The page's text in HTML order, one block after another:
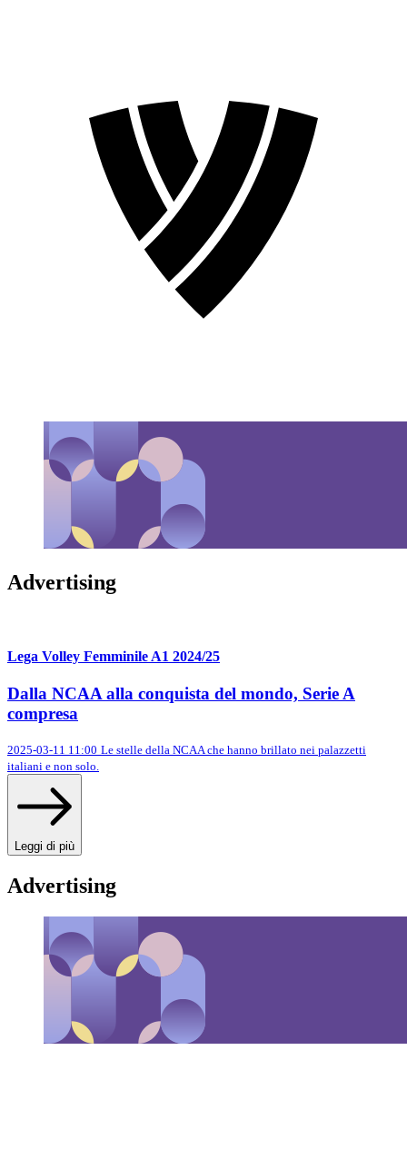
Advertising
Lega Volley Femminile A1 2024/25
Dalla NCAA alla conquista del mondo, Serie A
compresa
2025-03-11 11:00 Le stelle della NCAA che hanno brillato nei palazzetti
italiani e non solo.
Leggi di più
Advertising